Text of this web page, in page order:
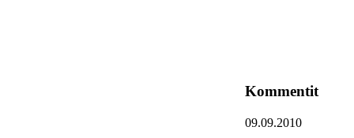
Kommentit
09.09.2010